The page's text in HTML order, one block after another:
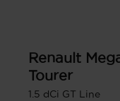
Renault
Tourer
1.5 dCi GT Line